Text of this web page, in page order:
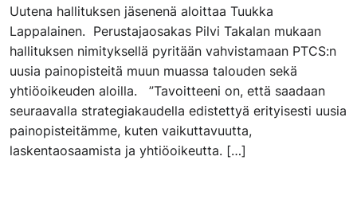
Uutena hallituksen jäsenenä aloittaa Tuukka
Lappalainen. Perustajaosakas Pilvi Takalan mukaan
hallituksen nimityksellä pyritään vahvistamaan PTCS:n
uusia painopisteitä muun muassa talouden sekä
yhtiöoikeuden aloilla. ”Tavoitteeni on, että saadaan
seuraavalla strategiakaudella edistettyä erityisesti uusia
painopisteitämme, kuten vaikuttavuutta,
laskentaosaamista ja yhtiöoikeutta. […]